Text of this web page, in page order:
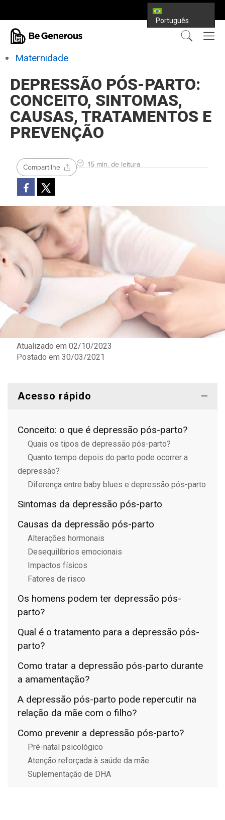
Português
Maternidade
DEPRESSÃO PÓS-PARTO:
CONCEITO, SINTOMAS,
CAUSAS, TRATAMENTOS E
PREVENÇÃO
15 min. de leitura
Compartilhe
Atualizado em 02/10/2023
Postado em 30/03/2021
Acesso rápido
Conceito: o que é depressão pós-parto?
Quais os tipos de depressão pós-parto?
Quanto tempo depois do parto pode ocorrer a
depressão?
Diferença entre baby blues e depressão pós-parto
Sintomas da depressão pós-parto
Causas da depressão pós-parto
Alterações hormonais
Desequilíbrios emocionais
Impactos físicos
Fatores de risco
Os homens podem ter depressão pós-
parto?
Qual é o tratamento para a depressão pós-
parto?
Como tratar a depressão pós-parto durante
a amamentação?
A depressão pós-parto pode repercutir na
relação da mãe com o filho?
Como prevenir a depressão pós-parto?
Pré-natal psicológico
Atenção reforçada à saúde da mãe
Suplementação de DHA